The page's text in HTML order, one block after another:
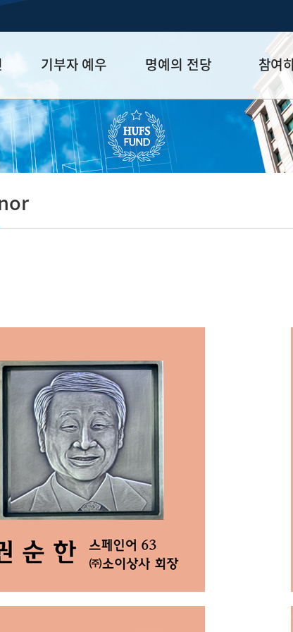
기부자 예우
예우 프로그램
세제 혜택
명예의 전당
HUFS Honor
Diamond Club
Platinum Club
참여
참여방법
기부하기
잠재기부자